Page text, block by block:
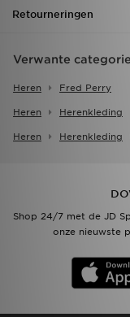
Retourneringen
Verwante
Heren Fred Perry
Heren Herenkleding
Heren Herenkleding
Shop 24/7 met de JD
onze nieuwste